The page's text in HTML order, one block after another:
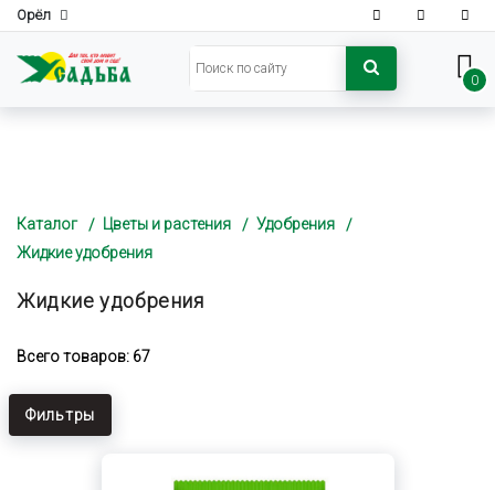
Орёл
0
Каталог Цветы и растения
Удобрения
Жидкие удобрения
Жидкие удобрения
Всего товаров: 67
Фильтры